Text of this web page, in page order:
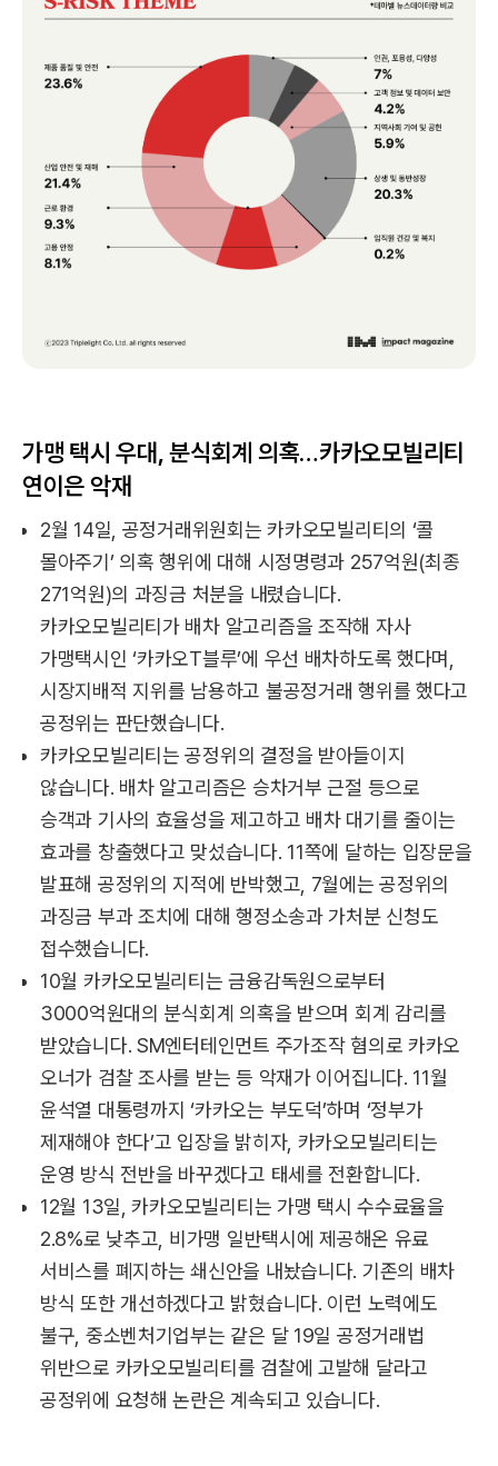
가맹 택시 우대, 분식회계 의혹…카카오모빌리티
연이은 악재
2월 14일, 공정거래위원회는 카카오모빌리티의 ‘콜
몰아주기’ 의혹 행위에 대해 시정명령과 257억원(최종
271억원)의 과징금 처분을 내렸습니다.
카카오모빌리티가 배차 알고리즘을 조작해 자사
가맹택시인 ‘카카오T블루’에 우선 배차하도록 했다며,
시장지배적 지위를 남용하고 불공정거래 행위를 했다고
공정위는 판단했습니다.
카카오모빌리티는 공정위의 결정을 받아들이지
않습니다. 배차 알고리즘은 승차거부 근절 등으로
승객과 기사의 효율성을 제고하고 배차 대기를 줄이는
효과를 창출했다고 맞섰습니다. 11쪽에 달하는 입장문을
발표해 공정위의 지적에 반박했고, 7월에는 공정위의
과징금 부과 조치에 대해 행정소송과 가처분 신청도
접수했습니다.
10월 카카오모빌리티는 금융감독원으로부터
3000억원대의 분식회계 의혹을 받으며 회계 감리를
받았습니다. SM엔터테인먼트 주가조작 혐의로 카카오
오너가 검찰 조사를 받는 등 악재가 이어집니다. 11월
윤석열 대통령까지 ‘카카오는 부도덕’하며 ‘정부가
제재해야 한다’고 입장을 밝히자, 카카오모빌리티는
운영 방식 전반을 바꾸겠다고 태세를 전환합니다.
12월 13일, 카카오모빌리티는 가맹 택시 수수료율을
2.8%로 낮추고, 비가맹 일반택시에 제공해온 유료
서비스를 폐지하는 쇄신안을 내놨습니다. 기존의 배차
방식 또한 개선하겠다고 밝혔습니다. 이런 노력에도
불구, 중소벤처기업부는 같은 달 19일 공정거래법
위반으로 카카오모빌리티를 검찰에 고발해 달라고
공정위에 요청해 논란은 계속되고 있습니다.